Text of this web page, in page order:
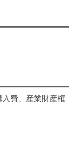
費、産業財産権